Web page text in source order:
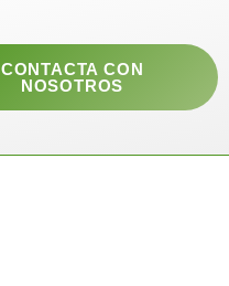
CONTACTA CON
NOSOTROS